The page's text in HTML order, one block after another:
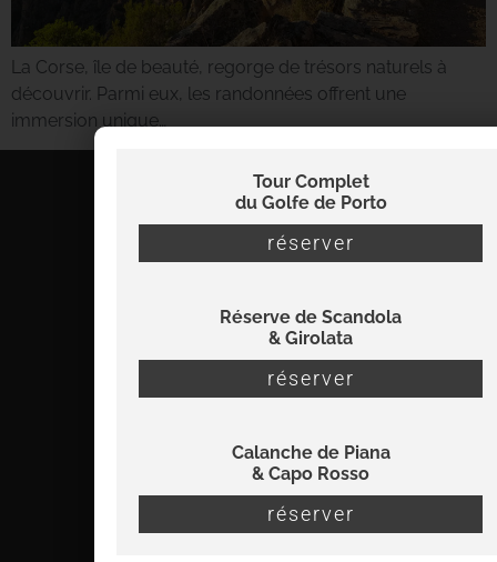
La Corse, île de beauté, regorge de trésors naturels à
découvrir. Parmi eux, les randonnées offrent une
immersion unique…
info@viamare-promenades.com
Tour Complet
du Golfe de Porto
réserver
Réserve de Scandola
& Girolata
réserver
Calanche de Piana
& Capo Rosso
réserver